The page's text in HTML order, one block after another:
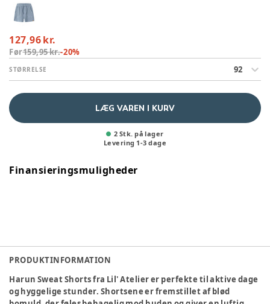
127,96 kr.
Før159,95 kr.-20%
STØRRELSE 92
LÆG VAREN I KURV
2 Stk. på lager
Levering 1-3 dage
Finansieringsmuligheder
PRODUKTINFORMATION
Harun Sweat Shorts fra Lil' Atelier er perfekte til aktive dage
og hyggelige stunder. Shortsene er fremstillet af blød